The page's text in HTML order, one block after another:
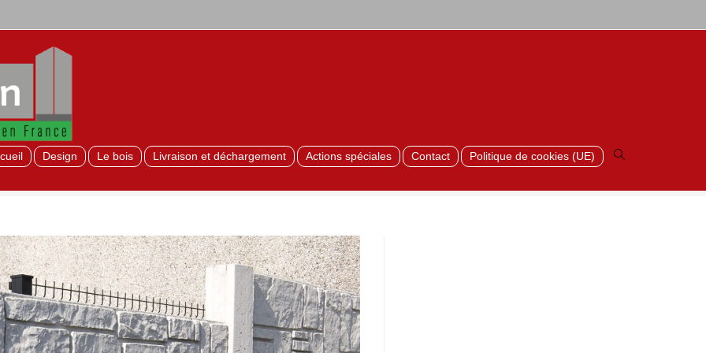
Design Le bois Livraison et déchargement Actions spéciales Contact Politique de cookies (UE)
Toggle
website
search
> Marseille_9